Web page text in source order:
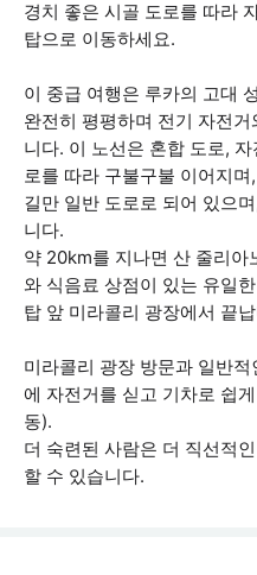
경치 좋은 시골 도로를 따라
탑으로 이동하세요.
이 중급 여행은 루카의 고대
완전히 평평하며 전기 자전
니다. 이 노선은 혼합 도로,
로를 따라 구불구불 이어지
길만 일반 도로로 되어 있으
니다.
약 20km를 지나면 산 줄리아
와 식음료 상점이 있는 유일
탑 앞 미라콜리 광장에서 끝
미라콜리 광장 방문과 일반
에 자전거를 싣고 기차로 쉽
동).
더 숙련된 사람은 더 직선적
할 수 있습니다.